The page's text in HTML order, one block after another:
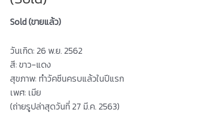
Sold (ขายแล้ว)
วันเกิด: 26 พ.ย. 2562
สี: ขาว-แดง
สุขภาพ: ทำวัคซีนครบแล้วในปีแรก
เพศ: เมีย
(ถ่ายรูปล่าสุดวันที่ 27 มี.ค. 2563)